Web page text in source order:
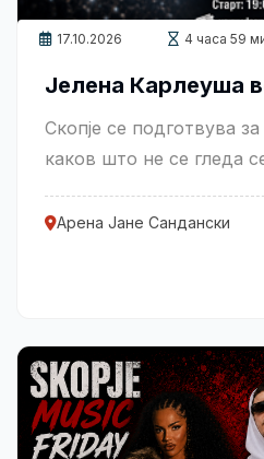
17.10.2026 4 часа 59
Јелена Карлеуша
Скопје се подготвува
каков што не се гледа
Арена Јане Сандански